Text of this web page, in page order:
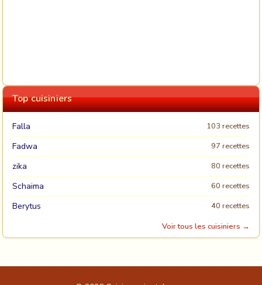
Top cuisiniers
Falla 103 recettes
Fadwa 97 recettes
zika 80 recettes
Schaima 60 recettes
Berytus
40 recettes
Voir tous les cuisiniers →